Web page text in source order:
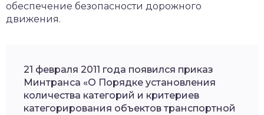
обеспечение безопасности дорожного
движения.
21 февраля 2011 года появился приказ
Минтранса «О Порядке установления
количества категорий и критериев
категорирования объектов транспортной